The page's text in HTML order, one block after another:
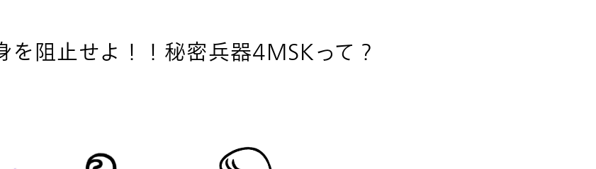
を阻止せよ！！ 秘密兵器4MSKって？